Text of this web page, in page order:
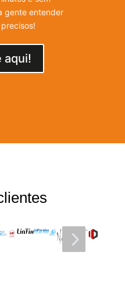
gente entender
aqui!
5